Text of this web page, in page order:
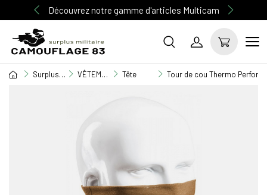
Découvrez notre gamme d'articles Multicam
Surplus Militaire VÊTEMENT MILITAIRE Tête Tour de cou Thermo